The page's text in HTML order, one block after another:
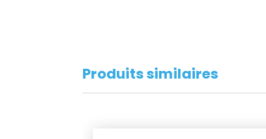
Produits similaires